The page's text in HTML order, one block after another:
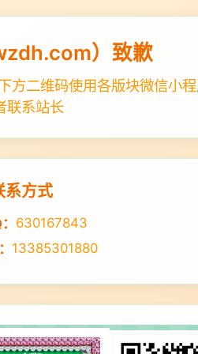
）致歉
方二维码使用各版块微信小
联系站长
系方式
630167843
13385301880